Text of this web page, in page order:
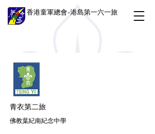
香港童軍總會-港島第一六一旅
青衣第二旅
佛教葉紀南紀念中學